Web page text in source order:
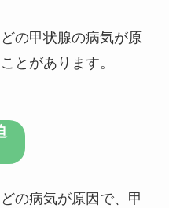
の甲状腺の病気が原
とがあります。
の病気が原因で、甲